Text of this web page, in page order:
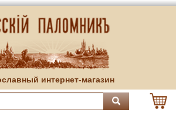
интернет-магазин